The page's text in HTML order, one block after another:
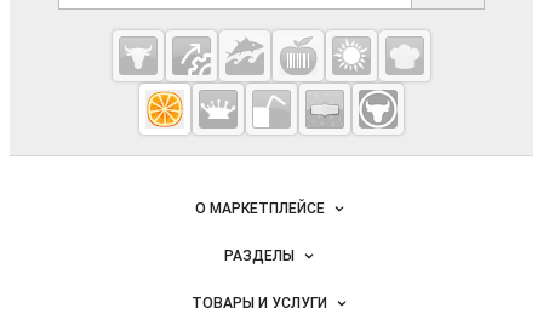
Cсылки на полезные проекты
Fruitinfo.ru
— рынок
фруктов
Важные разделы и контакты
Навигация по сайтуО МАРКЕТПЛЕЙСЕ
Новости Fruitinfo.ru
Размещение рекламы
РАЗДЕЛЫ
Объявления
ТОВАРЫ И УСЛУГИ